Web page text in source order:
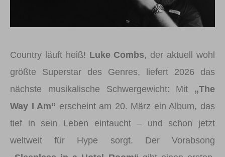
Country läuft heiß! Luke Combs, der aktuell wohl
größte Superstar des Genres, liefert 2026 das
nächste musikalische Schwergewicht: Mit „The
Way I Am“ erscheint am 20. März ein Album, das
tief in sein Leben eintaucht – und schon jetzt
weltweit für Hype sorgt. Der Vorabsong